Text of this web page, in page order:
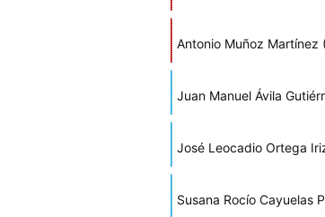
Antonio Muñoz Martínez
Juan Manuel Ávila
José Leocadio Ortega
Susana Rocío Cayuelas